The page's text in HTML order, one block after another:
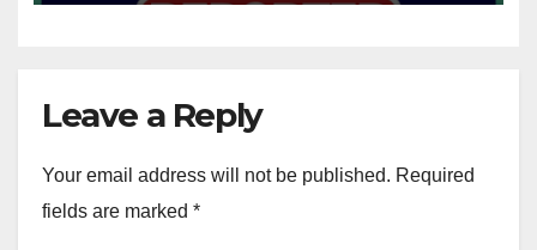
Leave a Reply
Your email address will not be published. Required
fields are marked *